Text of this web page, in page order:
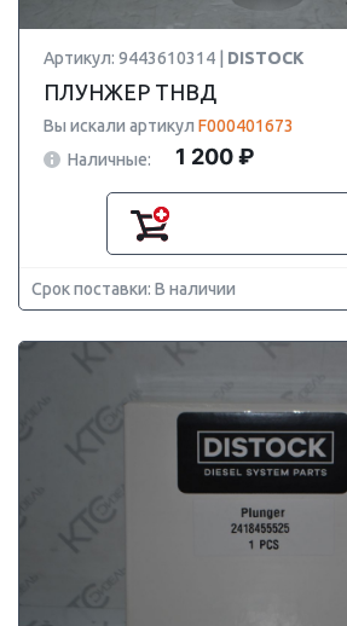
Артикул: 9443610314 | DISTOCK
ПЛУНЖЕР ТНВД
Вы искали артикул F000401673
Наличные:
1 200 ₽
Срок поставки: В наличии